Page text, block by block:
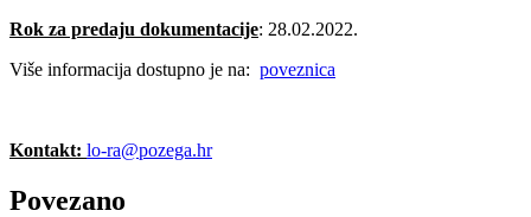
Rok za predaju dokumentacije: 28.02.2022.
Više informacija dostupno je na: poveznica
Kontakt: lo-ra@pozega.hr
Povezano